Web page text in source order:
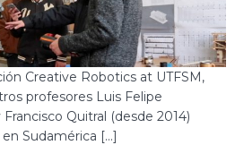
Creative Robotics at UTFSM,
profesores Luis Felipe
Quitral (desde 2014)
Sudamérica […]